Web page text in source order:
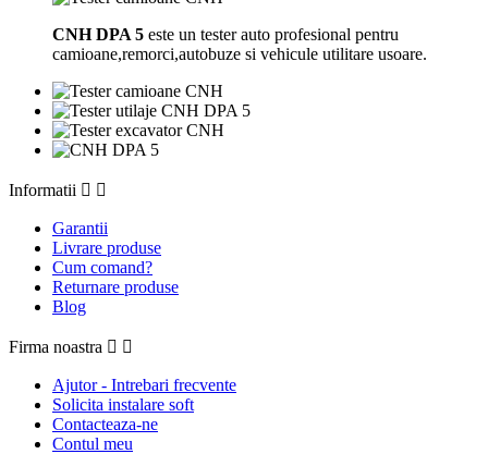
CNH DPA 5 este un tester auto profesional pentru
camioane,remorci,autobuze si vehicule utilitare usoare.
Informatii  
Garantii
Livrare produse
Cum comand?
Returnare produse
Blog
Firma noastra  
Ajutor - Intrebari frecvente
Solicita instalare soft
Contacteaza-ne
Contul meu